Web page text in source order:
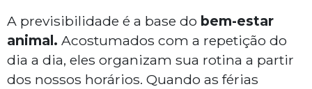
A previsibilidade é a base do bem-estar
animal. Acostumados com a repetição do
dia a dia, eles organizam sua rotina a partir
dos nossos horários. Quando as férias